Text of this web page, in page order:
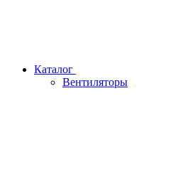
Каталог
Вентиляторы